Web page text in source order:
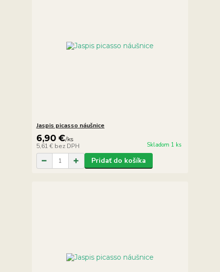
Jaspis picasso náušnice
6,90 €/ks
5,61 € bez DPH Skladom 1 ks
Pridať do košíka